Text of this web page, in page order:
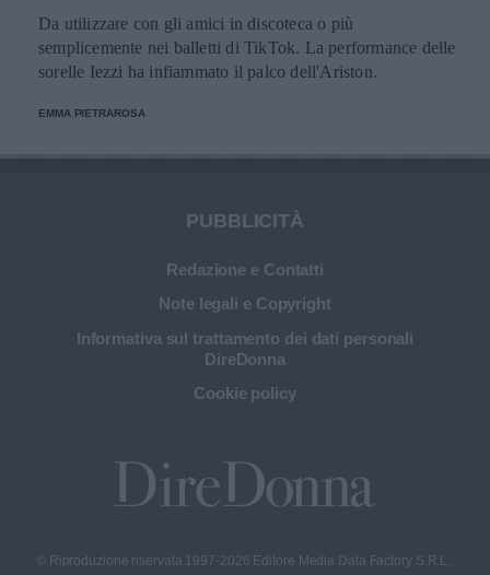
Da utilizzare con gli amici in discoteca o più
semplicemente nei balletti di TikTok. La performance delle
sorelle Iezzi ha infiammato il palco dell'Ariston.
EMMA PIETRAROSA
PUBBLICITÀ
Redazione e Contatti
Note legali e Copyright
Informativa sul trattamento dei dati personali
DireDonna
Cookie policy
© Riproduzione riservata 1997-2026 Editore Media Data Factory S.R.L.,